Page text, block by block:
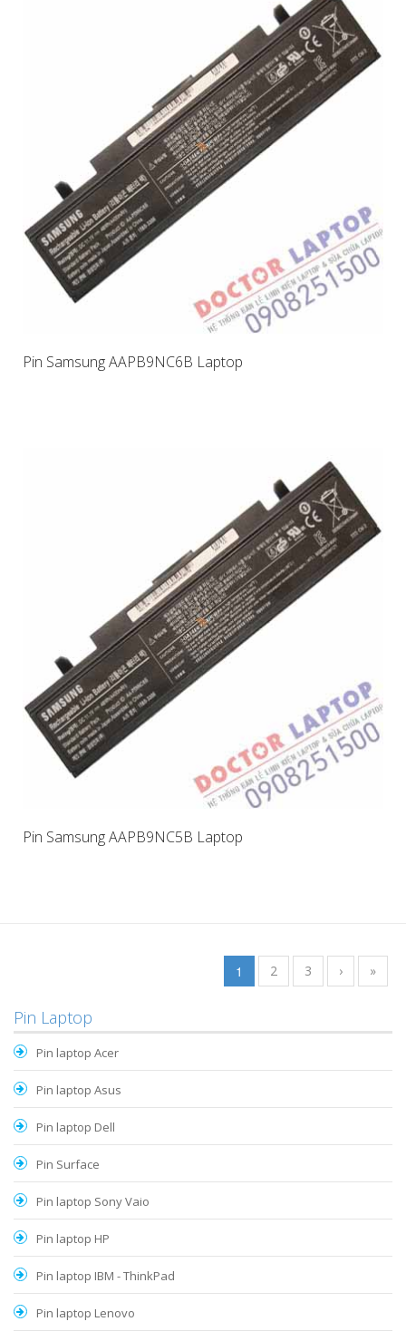
Pin Samsung AAPB9NC6B Laptop
Pin Samsung AAPB9NC5B Laptop
1 2 3 › »
Pin Laptop
Pin laptop Acer
Pin laptop Asus
Pin laptop Dell
Pin Surface
Pin laptop Sony Vaio
Pin laptop HP
Pin laptop IBM - ThinkPad
Pin laptop Lenovo